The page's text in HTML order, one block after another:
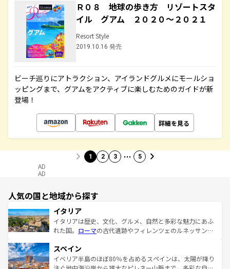
Ｒ０８ 地球の歩き方 リゾートスタ
イル グアム ２０２０～２０２１
Resort Style
2019.10.16 発売
ビーチ巡りにアトラクション、アイランドグルメにモールショ
ッピングまで、グアムをアクティブに楽しむためのガイドが新
登場！
詳細を見る
1 2 3 … 5
AD
AD
人気の国と地域から探す
イタリア
イタリアは歴史、文化、グルメ、自然と多彩な魅力にあふ
れた国。 ローマの古代遺跡やフィレンツェのルネッサンス
ろん、トスカーナの美しい田園風景やアマルフィ海岸の絶
景など、自然景観も見逃せない。観光の合間には、本場の
ピザやパスタなど、絶品のイタリア料理を堪能することも
スペイン
イベリア半島のほぼ80％を占めるスペインは、太陽が降り